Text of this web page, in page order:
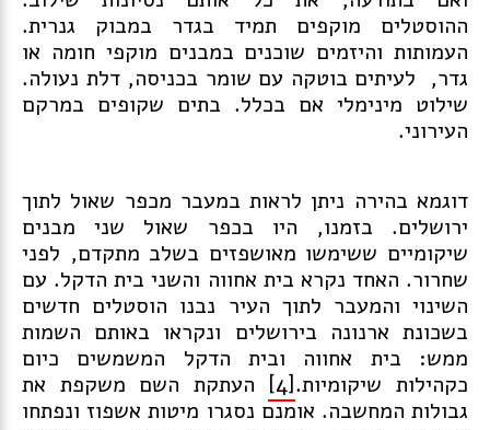
ההוסטלים מוקפים תמיד בגדר במבוק גנרית.
העמותות והיזמים שוכנים במבנים מוקפי חומה או
גדר, לעיתים בוטקה עם שומר בכניסה, דלת נעולה.
שילוט מינימלי אם בכלל. בתים שקופים במרקם
העירוני.
דוגמא בהירה ניתן לראות במעבר מכפר שאול לתוך
ירושלים. בזמנו, היו בכפר שאול שני מבנים
שיקומיים ששימשו מאושפזים בשלב מתקדם, לפני
שחרור. האחד נקרא בית אחווה והשני בית הדקל. עם
השינוי והמעבר לתוך העיר נבנו הוסטלים חדשים
בשכונת ארנונה בירושלים ונקראו באותם השמות
ממש: בית אחווה ובית הדקל המשמשים כיום
כקהילות שיקומיות.[4]
העתקת השם משקפת את
גבולות המחשבה. אומנם נסגרו מיטות אשפוז ונפתחו